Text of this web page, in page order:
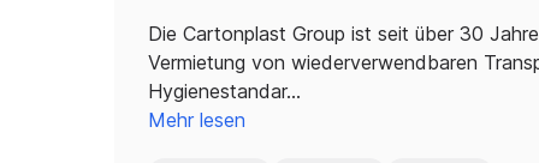
Die Cartonplast Group ist seit über 30
Vermietung von wiederverwendbaren
Hygienestandar…
Mehr lesen